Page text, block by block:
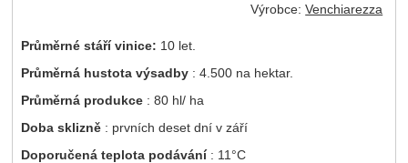
Výrobce:Venchiarezza
Průměrné stáří vinice: 10 let.
Průměrná hustota výsadby: 4.500 na hektar.
Průměrná produkce: 80 hl/ ha
Doba sklizně: prvních deset dní v září
Doporučená teplota podávání: 11°C